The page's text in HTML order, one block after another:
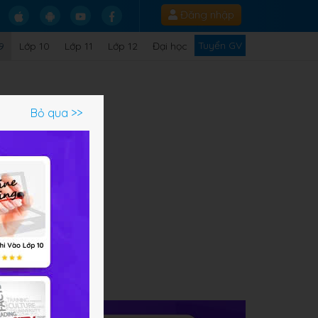
Đăng nhập
Lớp 10 Lớp 11 Lớp 12 Đại học Tuyển GV
Bỏ qua >>